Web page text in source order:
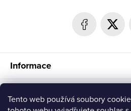
Tento web používá soubory
Informace